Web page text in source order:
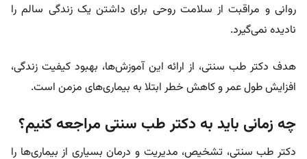
روانی و مراقبت از سلامت روحی برای داشتن یک زندگی سالم را
نادیده نمی‌گیرد.
هدف دکتر طب سنتی، از ارائه این آموزش‌ها، بهبود کیفیت زندگی،
افزایش طول عمر و کاهش خطر ابتلا به بیماری‌های مزمن است.
چه زمانی باید به دکتر طب سنتی مراجعه کنیم؟
دکتر طب سنتی، تشخیص، مدیریت و درمان بسیاری از بیماری‌ها را